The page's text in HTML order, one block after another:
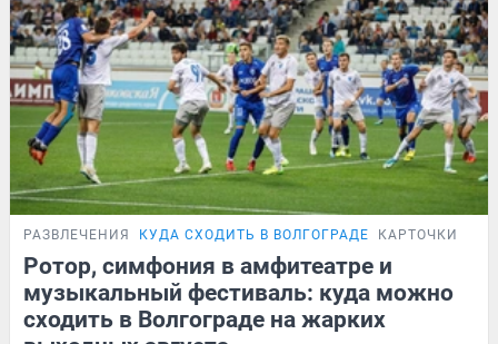
РАЗВЛЕЧЕНИЯ КУДА СХОДИТЬ В ВОЛГОГРАДЕ КАРТОЧКИ
Ротор, симфония в амфитеатре и
музыкальный фестиваль: куда можно
сходить в Волгограде на жарких